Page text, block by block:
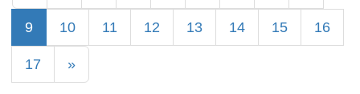
9 10 11 12 13 14 15 16
17 »